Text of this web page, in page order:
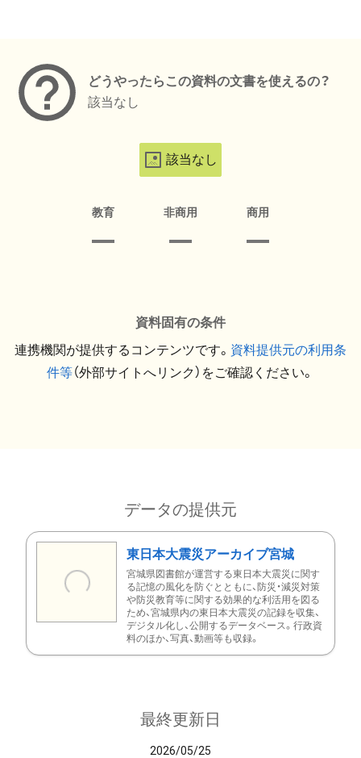
どうやったらこの資料の文書を使えるの？
該当なし
該当なし
教育 非商用 商用
資料固有の条件
連携機関が提供するコンテンツです。 資料提供元の利用条
件等（外部サイトへリンク）をご確認ください。
データの提供元
東日本大震災アーカイブ宮城
宮城県図書館が運営する東日本大震災に関す
る記憶の風化を防ぐとともに、防災・減災対策
や防災教育等に関する効果的な利活用を図る
ため、宮城県内の東日本大震災の記録を収集、
デジタル化し、公開するデータベース。行政資
料のほか、写真、動画等も収録。
最終更新日
2026/05/25